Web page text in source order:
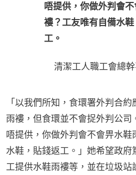
唔提供，你做外判會
褸？工友唯有自備水
工。
清潔工人職工會總
「以我們所知，食環署外判合
雨褸，但食環並不會捉外判公司
唔提供，你做外判會不會畀水鞋
水鞋，貼錢返工。」她希望政府
工提供水鞋雨褸等，並在垃圾站